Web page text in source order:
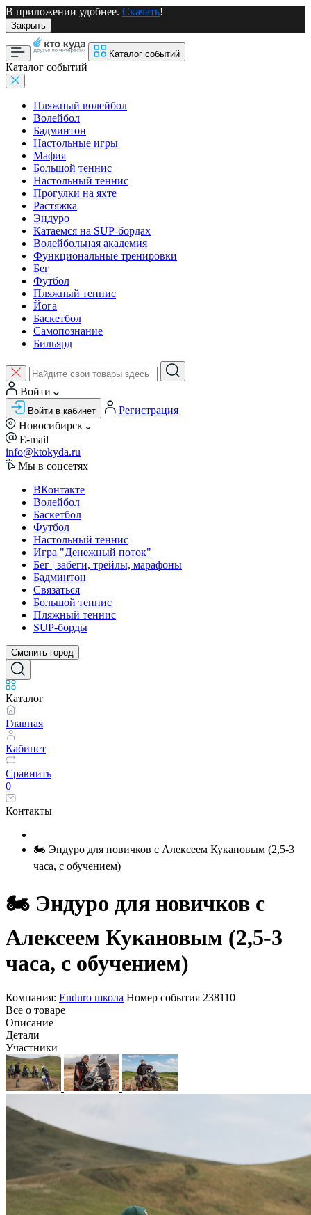
В приложении удобнее. Скачать!
Закрыть
Каталог событий
Каталог событий
Пляжный волейбол
Волейбол
Бадминтон
Настольные игры
Мафия
Большой теннис
Настольный теннис
Прогулки на яхте
Растяжка
Эндуро
Катаемся на SUP-бордах
Волейбольная академия
Функциональные тренировки
Бег
Футбол
Пляжный теннис
Йога
Баскетбол
Самопознание
Бильярд
Войти
Войти в кабинет
Регистрация
Новосибирск
E-mail
info@ktokyda.ru
Мы в соцсетях
ВКонтакте
Волейбол
Баскетбол
Футбол
Настольный теннис
Игра "Денежный поток"
Бег | забеги, трейлы, марафоны
Бадминтон
Связаться
Большой теннис
Пляжный теннис
SUP-борды
Сменить город
Каталог
Главная
Кабинет
Сравнить
0
Контакты
🏍️ Эндуро для новичков с Алексеем Кукановым (2,5-3
часа, с обучением)
🏍️ Эндуро для новичков с
Алексеем Кукановым (2,5-3
часа, с обучением)
Компания: Enduro школа Номер события 238110
Все о товаре
Описание
Детали
Участники